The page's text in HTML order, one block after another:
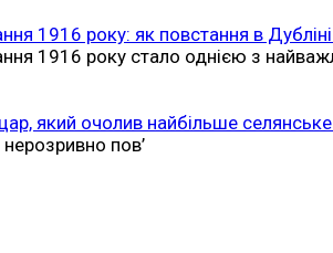
1916 року: як повстання в
1916 року стало однією з
який очолив найбільше селянське
пов’